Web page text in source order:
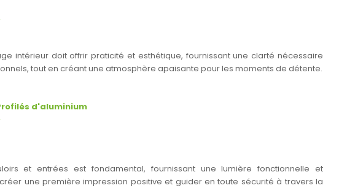
intérieur doit offrir praticité et esthétique, fournissant une clarté nécessaire
tout en créant une atmosphère apaisante pour les moments de détente.
d'aluminium
et entrées est fondamental, fournissant une lumière fonctionnelle et
une première impression positive et guider en toute sécurité à travers la